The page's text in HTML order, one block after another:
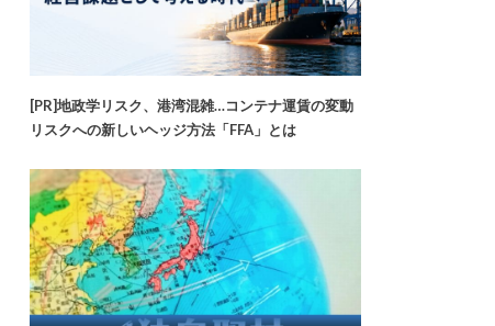
[PR]地政学リスク、港湾混雑…コンテナ運賃の変動
リスクへの新しいヘッジ方法「FFA」とは